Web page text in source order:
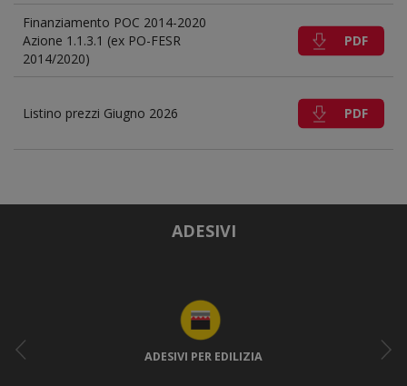
Finanziamento POC 2014-2020
Azione 1.1.3.1 (ex PO-FESR
2014/2020)
PDF
Listino prezzi Giugno 2026 PDF
ADESIVI
ADESIVI PER EDILIZIA